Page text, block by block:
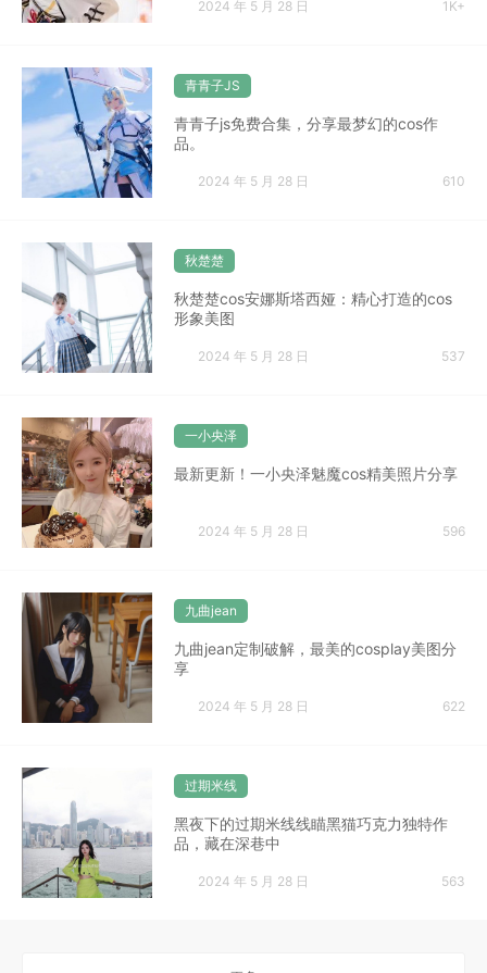
2024 年 5 月 28 日 1K+
青青子JS
青青子js免费合集，分享最梦幻的cos作
品。
2024 年 5 月 28 日 610
秋楚楚
秋楚楚cos安娜斯塔西娅：精心打造的cos
形象美图
2024 年 5 月 28 日 537
一小央泽
最新更新！一小央泽魅魔cos精美照片分享
2024 年 5 月 28 日 596
九曲jean
九曲jean定制破解，最美的cosplay美图分
享
2024 年 5 月 28 日 622
过期米线
黑夜下的过期米线线瞄黑猫巧克力独特作
品，藏在深巷中
2024 年 5 月 28 日 563